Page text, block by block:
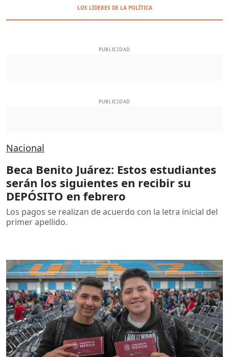
LOS LÍDERES DE LA POLÍTICA
PUBLICIDAD
PUBLICIDAD
Nacional
Beca Benito Juárez: Estos estudiantes
serán los siguientes en recibir su
DEPÓSITO en febrero
Los pagos se realizan de acuerdo con la letra inicial del
primer apellido.